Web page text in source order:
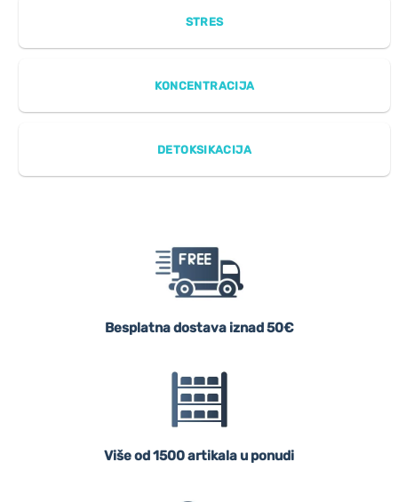
STRES
KONCENTRACIJA
DETOKSIKACIJA
Besplatna dostava iznad 50€
Više od 1500 artikala u ponudi